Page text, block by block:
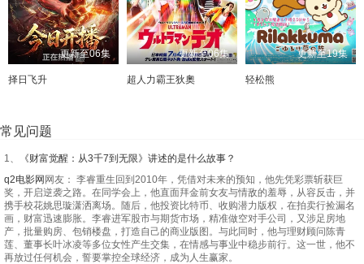
更新至06集
择日飞升
更新至06集
超人力霸王狄奧
更新至19集
轻松熊
常见问题
1、
《财富觉醒：从3千7到无限》讲述的是什么故事？
q2电影网网友： 李睿重生回到2010年，凭借对未来的预知，他先凭彩票斩获巨
奖，开启逆袭之路。在同学会上，他直面拜金前女友与情敌的羞辱，从容反击，并
携手校花姚思璇潇洒离场。随后，他投资比特币、收购潜力版权，在拍卖行捡漏名
画，财富迅速膨胀。李睿进军股市与期货市场，精准做空对手公司，又涉足房地
产，批量购房、包销楼盘，打造自己的商业版图。与此同时，他与理财顾问陈青
莲、董事长叶冰凌等多位女性产生交集，在情感与事业中稳步前行。这一世，他不
再放过任何机会，誓要掌控全球经济，成为人生赢家。